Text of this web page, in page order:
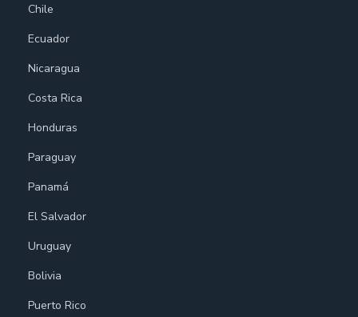
Chile
Ecuador
Nicaragua
Costa Rica
Honduras
Paraguay
Panamá
El Salvador
Uruguay
Bolivia
Puerto Rico